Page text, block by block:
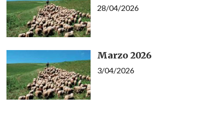
28/04/2026
Marzo 2026
3/04/2026